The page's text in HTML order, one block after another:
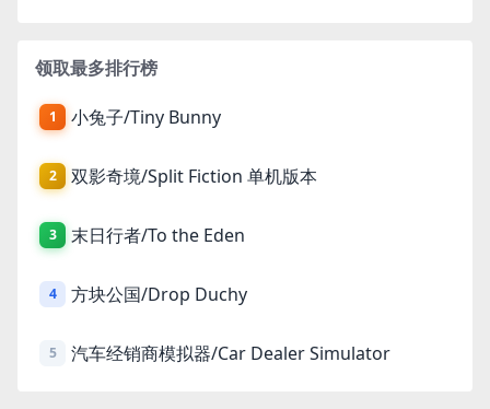
领取最多排行榜
1 小兔子/Tiny Bunny
2 双影奇境/Split Fiction 单机版本
3 末日行者/To the Eden
4 方块公国/Drop Duchy
5 汽车经销商模拟器/Car Dealer Simulator